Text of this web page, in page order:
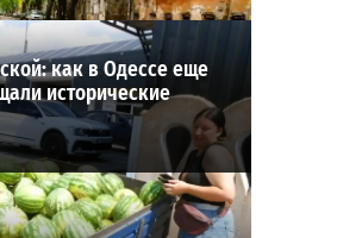
как в Одессе еще
исторические